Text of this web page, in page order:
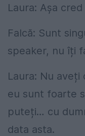
Laura: Așa
Falcă: Sunt
speaker, nu îți
Laura: Nu
eu sunt foarte
puteți… cu
data asta.